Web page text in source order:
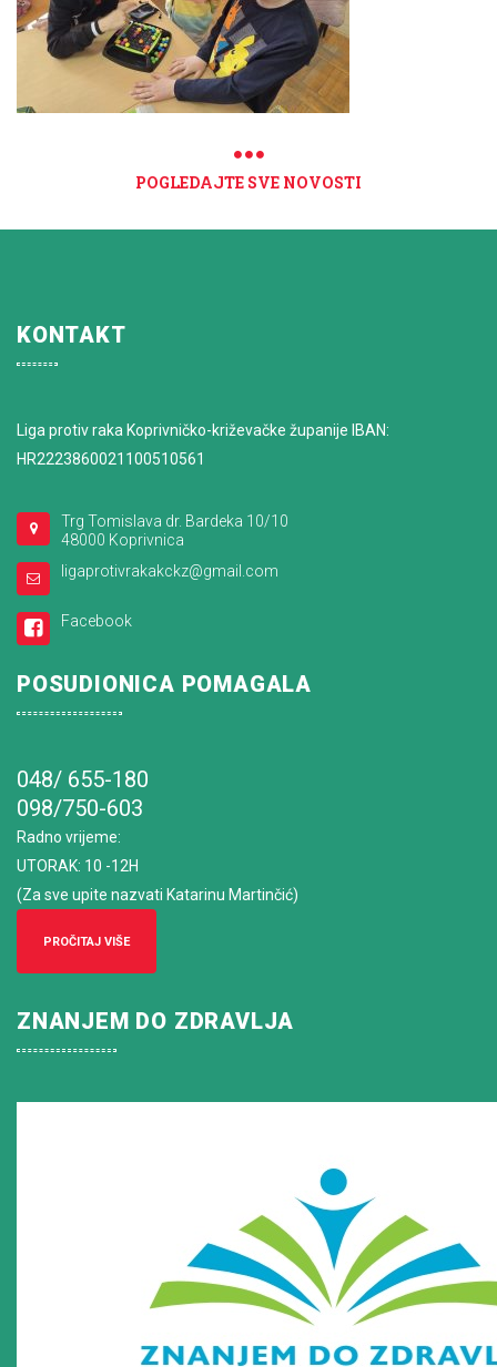
POGLEDAJTE SVE NOVOSTI
KONTAKT
Liga protiv raka Koprivničko-križevačke županije IBAN:
HR2223860021100510561
Trg Tomislava dr. Bardeka 10/10
48000 Koprivnica
ligaprotivrakakckz@gmail.com
Facebook
POSUDIONICA POMAGALA
048/ 655-180
098/750-603
Radno vrijeme:
UTORAK: 10 -12H
(Za sve upite nazvati Katarinu Martinčić)
PROČITAJ VIŠE
ZNANJEM DO ZDRAVLJA